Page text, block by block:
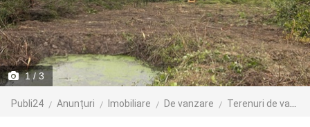
1/ 3
Publi24 Anunțuri Imobiliare De vanzare Terenuri de vanzare